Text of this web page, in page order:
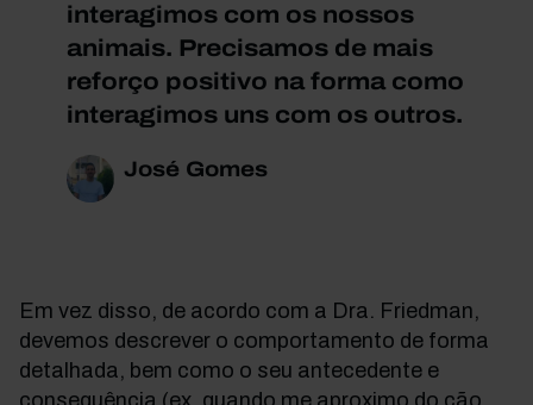
interagimos com os nossos
animais. Precisamos de mais
reforço positivo na forma como
interagimos uns com os outros.
José Gomes
Em vez disso, de acordo com a Dra. Friedman,
devemos descrever o comportamento de forma
detalhada, bem como o seu antecedente e
consequência (ex. quando me aproximo do cão